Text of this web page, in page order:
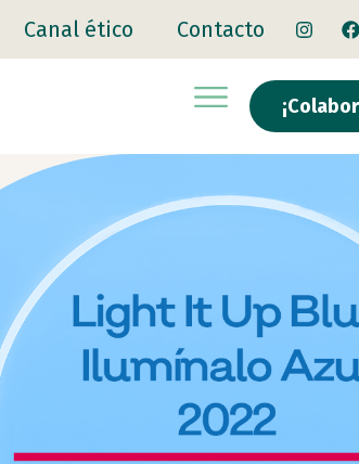
Canal ético Contacto